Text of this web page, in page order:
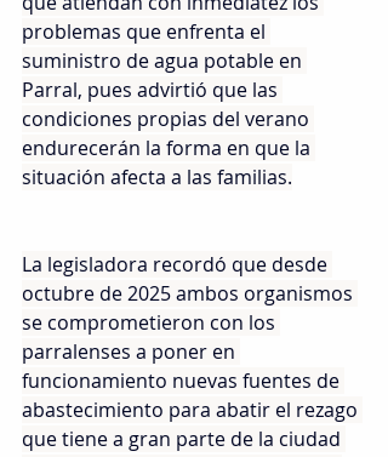
problemas que enfrenta el
suministro de agua potable en
Parral, pues advirtió que las
condiciones propias del verano
endurecerán la forma en que la
situación afecta a las familias.
La legisladora recordó que desde
octubre de 2025 ambos organismos
se comprometieron con los
parralenses a poner en
funcionamiento nuevas fuentes de
abastecimiento para abatir el rezago
que tiene a gran parte de la ciudad